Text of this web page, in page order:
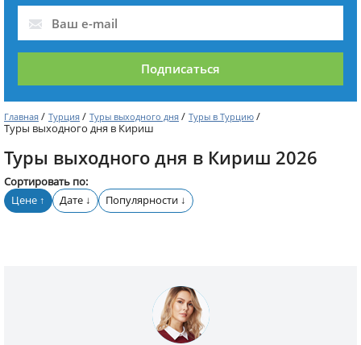
Подписаться
Главная / Турция / Туры выходного дня / Туры в Турцию /
Туры выходного дня в Кириш
Туры выходного дня в Кириш 2026
Сортировать по:
Цене ↑ Дате ↓ Популярности ↓